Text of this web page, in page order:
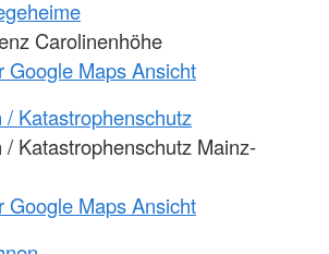
Carolinenhöhe
Google Maps Ansicht
/ Katastrophenschutz
/ Katastrophenschutz Mainz-
Google Maps Ansicht